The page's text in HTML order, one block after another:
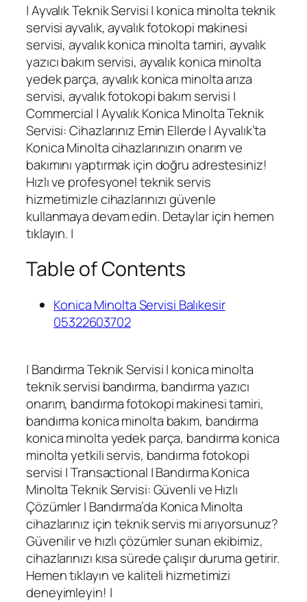
| Ayvalık Teknik Servisi | konica minolta teknik
servisi ayvalık, ayvalık fotokopi makinesi
servisi, ayvalık konica minolta tamiri, ayvalık
yazıcı bakım servisi, ayvalık konica minolta
yedek parça, ayvalık konica minolta arıza
servisi, ayvalık fotokopi bakım servisi |
Commercial | Ayvalık Konica Minolta Teknik
Servisi: Cihazlarınız Emin Ellerde | Ayvalık’ta
Konica Minolta cihazlarınızın onarım ve
bakımını yaptırmak için doğru adrestesiniz!
Hızlı ve profesyonel teknik servis
hizmetimizle cihazlarınızı güvenle
kullanmaya devam edin. Detaylar için hemen
tıklayın. |
Table of Contents
Konica Minolta Servisi Balıkesir
05322603702
| Bandırma Teknik Servisi | konica minolta
teknik servisi bandırma, bandırma yazıcı
onarım, bandırma fotokopi makinesi tamiri,
bandırma konica minolta bakım, bandırma
konica minolta yedek parça, bandırma konica
minolta yetkili servis, bandırma fotokopi
servisi | Transactional | Bandırma Konica
Minolta Teknik Servisi: Güvenli ve Hızlı
Çözümler | Bandırma’da Konica Minolta
cihazlarınız için teknik servis mi arıyorsunuz?
Güvenilir ve hızlı çözümler sunan ekibimiz,
cihazlarınızı kısa sürede çalışır duruma getirir.
Hemen tıklayın ve kaliteli hizmetimizi
deneyimleyin! |